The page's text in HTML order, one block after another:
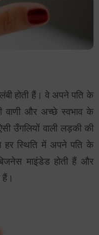
होती हैं। वे अपने पति के
वाणी और अच्छे स्वभाव के
उँगलियों वाली लड़की की
हर स्थिति में अपने पति के
माइंडेड होती हैं और
हैं।